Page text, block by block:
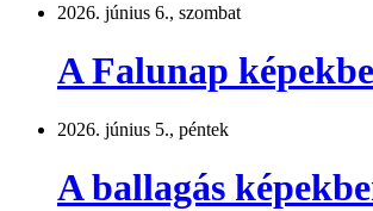
2026. június 6., szombat
A Falunap
2026. június 5., péntek
A ballagás